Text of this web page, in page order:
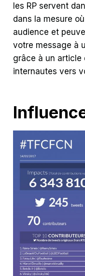
les RP servent
dans la mesure
audience et
votre message à
grâce à un article
internautes vers